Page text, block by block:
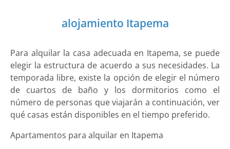
alojamiento Itapema
Para alquilar la casa adecuada en Itapema, se puede
elegir la estructura de acuerdo a sus necesidades. La
temporada libre, existe la opción de elegir el número
de cuartos de baño y los dormitorios como el
número de personas que viajarán a continuación, ver
qué casas están disponibles en el tiempo preferido.
Apartamentos para alquilar en Itapema